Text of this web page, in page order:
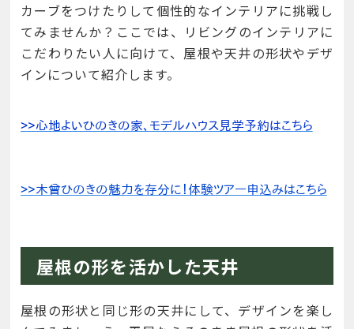
カーブをつけたりして個性的なインテリアに挑戦し
てみませんか？ここでは、リビングのインテリアに
こだわりたい人に向けて、屋根や天井の形状やデザ
インについて紹介します。
屋根の形を活かした天井
屋根の形状と同じ形の天井にして、デザインを楽し